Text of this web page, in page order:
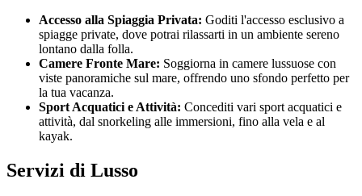
Accesso alla Spiaggia Privata: Goditi l'accesso esclusivo a
spiagge private, dove potrai rilassarti in un ambiente sereno
lontano dalla folla.
Camere Fronte Mare: Soggiorna in camere lussuose con
viste panoramiche sul mare, offrendo uno sfondo perfetto per
la tua vacanza.
Sport Acquatici e Attività: Concediti vari sport acquatici e
attività, dal snorkeling alle immersioni, fino alla vela e al
kayak.
Servizi di Lusso